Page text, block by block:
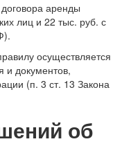
аренды
лиц и 22 тыс. руб. с
осуществляется
и документов,
(п. 3 ст. 13 Закона
об